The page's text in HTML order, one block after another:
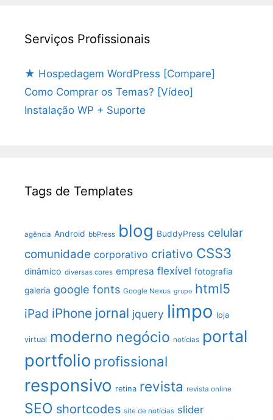
Serviços Profissionais
★ Hospedagem WordPress [Compare]
Como Comprar os Temas? [Vídeo]
Instalação WP + Suporte
Tags de Templates
agência Android bbPress blog BuddyPress celular
comunidade corporativo criativo CSS3
dinâmico diversas cores empresa flexível fotografia
galeria google fonts Google Nexus grupo html5
iPad iPhone jornal jquery limpo loja
virtual moderno negócio notícias portal
portfolio profissional
responsivo retina revista revista online
SEO shortcodes site de notícias slider